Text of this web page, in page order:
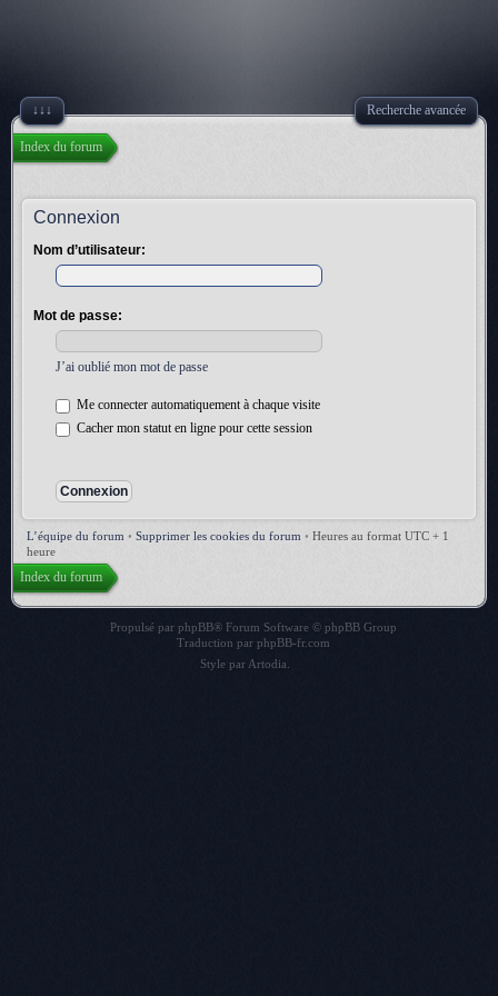
↓↓↓ Recherche avancée
Index du forum
Connexion
Nom d’utilisateur:
Mot de passe:
J’ai oublié mon mot de passe
Me connecter automatiquement à chaque visite
Cacher mon statut en ligne pour cette session
L’équipe du forum • Supprimer les cookies du forum • Heures au format UTC + 1
heure
Index du forum
Propulsé par phpBB® Forum Software © phpBB Group
Traduction par phpBB-fr.com
Style par Artodia